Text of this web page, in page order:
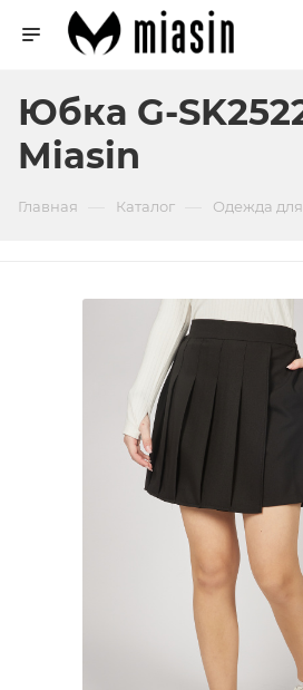
Юбка G-
Miasin
Главная Каталог Одежда